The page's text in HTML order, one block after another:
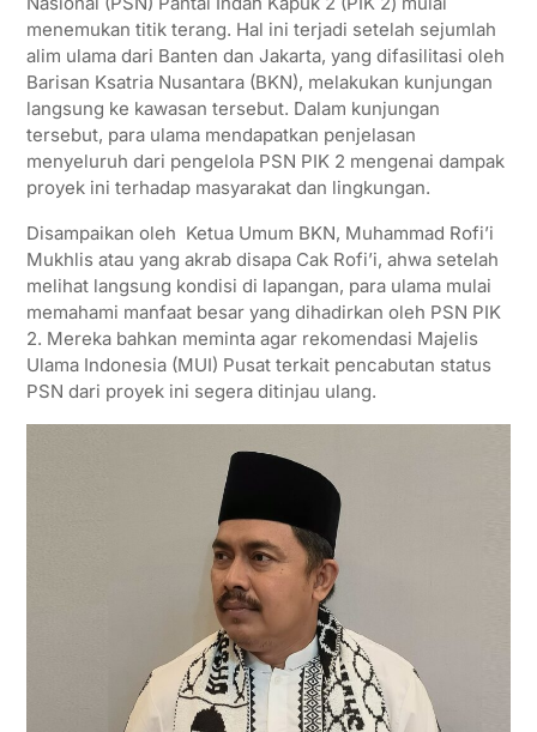
t
s
A
p
p
t
t
e
r
e
b
o
o
k
e
e
g
r
a
m
i
l
r
e
menemukan titik terang. Hal ini terjadi setelah sejumlah
alim ulama dari Banten dan Jakarta, yang difasilitasi oleh
Barisan Ksatria Nusantara (BKN), melakukan kunjungan
langsung ke kawasan tersebut. Dalam kunjungan
tersebut, para ulama mendapatkan penjelasan
menyeluruh dari pengelola PSN PIK 2 mengenai dampak
proyek ini terhadap masyarakat dan lingkungan.
Disampaikan oleh Ketua Umum BKN, Muhammad Rofi’i
Mukhlis atau yang akrab disapa Cak Rofi’i, ahwa setelah
melihat langsung kondisi di lapangan, para ulama mulai
memahami manfaat besar yang dihadirkan oleh PSN PIK
2. Mereka bahkan meminta agar rekomendasi Majelis
Ulama Indonesia (MUI) Pusat terkait pencabutan status
PSN dari proyek ini segera ditinjau ulang.